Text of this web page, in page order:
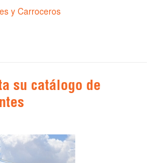
y Carroceros
su catálogo de